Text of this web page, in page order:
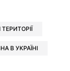
Whatsapp
у Messenger
у LinkedIn
В УКРАЇНІ